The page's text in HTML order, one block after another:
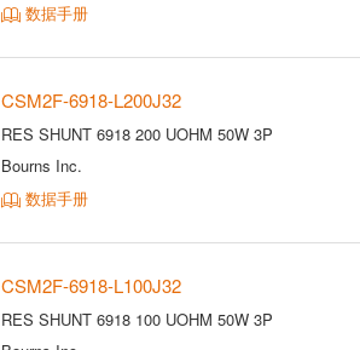
数据手册
CSM2F-6918-L200J32
RES SHUNT 6918 200 UOHM 50W 3P
Bourns Inc.
数据手册
CSM2F-6918-L100J32
RES SHUNT 6918 100 UOHM 50W 3P